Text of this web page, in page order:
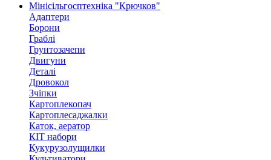
Мінісільгосптехніка "Крючков"
Адаптери
Борони
Граблі
Грунтозачепи
Двигуни
Деталі
Дровокол
Зчіпки
Картоплекопач
Картоплесаджалки
Каток, аератор
КІТ набори
Кукурузолущилки